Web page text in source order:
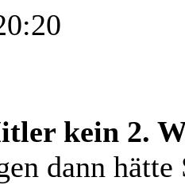
kein 2.
dann